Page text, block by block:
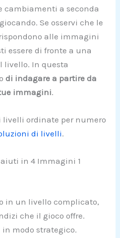
cambiamenti a seconda
Se osservi che le
alle immagini
essere di fronte a una
livello. In questa
di indagare a partire da
immagini.
livelli ordinate per numero
di livelli.
in 4 Immagini 1
in un livello complicato,
che il gioco offre.
modo strategico.